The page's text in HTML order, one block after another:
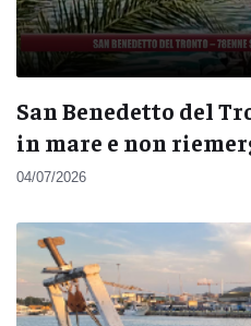
San Benedetto del
in mare e non
04/07/2026